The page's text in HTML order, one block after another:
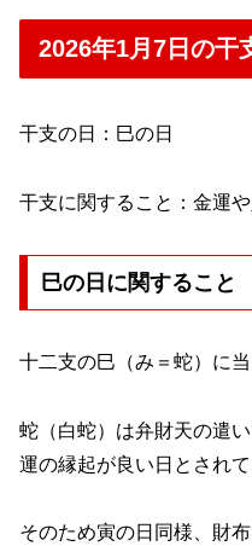
2026年1月7日の干
干支の日：巳の日
干支に関すること：金運
巳の日に関すること
十二支の巳（み＝蛇）に
蛇（白蛇）は弁財天の遣
運の縁起が良い日とされて
そのため寅の日同様、財